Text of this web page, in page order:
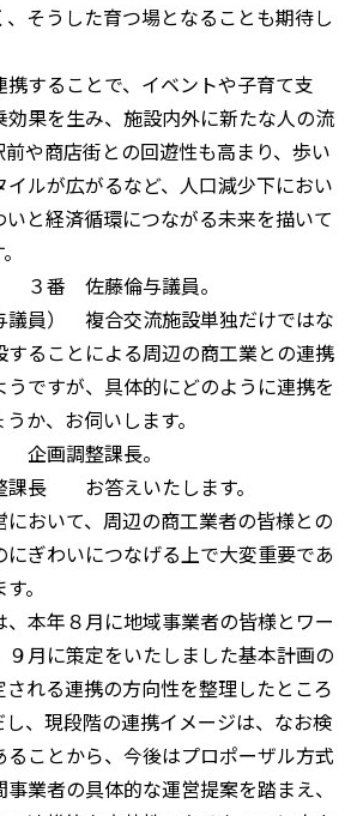
そうした育つ場となることも期待し
することで、イベントや子育て支
果を生み、施設内外に新たな人の流
や商店街との回遊性も高まり、歩い
ルが広がるなど、人口減少下におい
と経済循環につながる未来を描いて
番 佐藤倫与議員。
員） 複合交流施設単独だけではな
することによる周辺の商工業との連携
ですが、具体的にどのように連携を
か、お伺いします。
画調整課長。
長 お答えいたします。
おいて、周辺の商工業者の皆様との
ぎわいにつなげる上で大変重要であ
。
本年８月に地域事業者の皆様とワー
月に策定をいたしました基本計画の
れる連携の方向性を整理したところ
、現段階の連携イメージは、なお検
ことから、今後はプロポーザル方式
業者の具体的な運営提案を踏まえ、